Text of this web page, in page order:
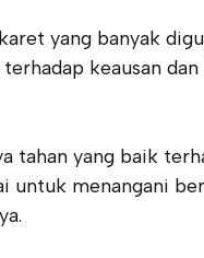
yang banyak
keausan
tahan yang baik
untuk menangani